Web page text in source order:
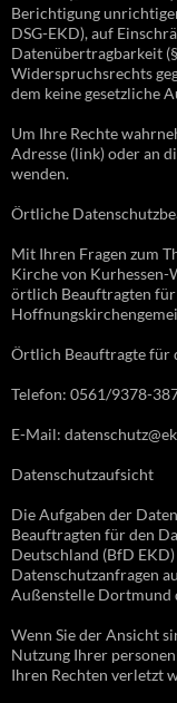
Berichtigung
DSG-EKD), auf
Datenübertragbarkeit
Widerspruchsrechts
dem keine gesetzliche
Um Ihre Rechte
Adresse (link) oder an
wenden.
Örtliche
Mit Ihren Fragen zum
Kirche von Kurhessen-
örtlich Beauftragten für
Örtlich Beauftragte für
Telefon: 0561/9378-
E-Mail:
Datenschutzaufsicht
Die Aufgaben der
Beauftragten für den
Deutschland (BfD
Datenschutzanfragen
Außenstelle Dortmund
Wenn Sie der Ansicht
Nutzung Ihrer
Ihren Rechten verletzt